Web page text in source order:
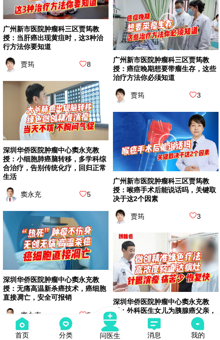
广州新市医院肿瘤科三区贾筠教
授：当肝癌出现黄疸时，这3种治
行方法你要知道
贾筠 8
深圳华侨医院肿瘤中心窦永充教
授：小细胞肺癌脑转移，多学科综
合治疗，告别传统化疗，回归正常
生活
窦永充 5
深圳华侨医院肿瘤中心窦永充教
授：无痛高温新杀癌技术，癌细胞
直接凋亡，安全可报销
窦永充 5
广州新市医院肿瘤科三区贾筠教
授：癌症晚期想要带瘤生存，这些
治疗方法你必须知道
贾筠 3
广州新市医院肿瘤科三区贾筠教
授：喉癌手术后能说话吗，关键取
决于这2个因素
贾筠 3
深圳华侨医院肿瘤中心窦永充教
授：外科医生女儿为胰腺癌父亲，
寻微创精准绿色疗法，痛苦少、恢
复快
首页 分类 问医生 消息 我的